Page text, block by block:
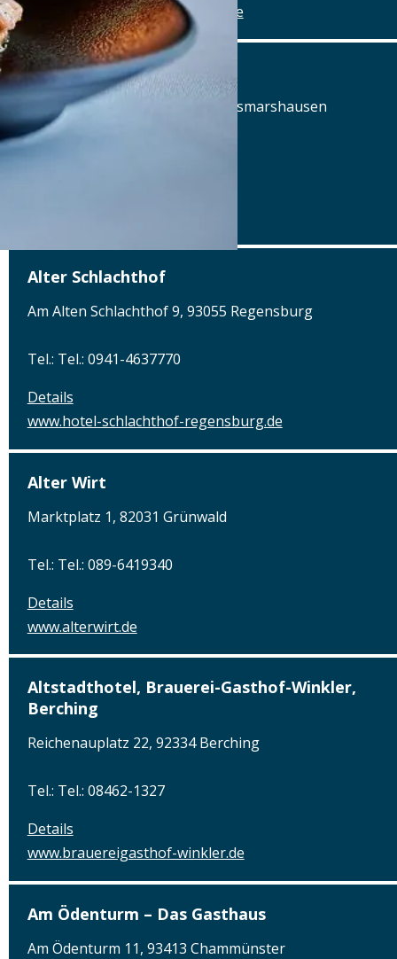
www.alte-brauerei-mertingen.de
Alte Posthalterei
Augsburger Straße 2, 86441 Zusmarshausen
Alter Schlachthof
Am Alten Schlachthof 9, 93055 Regensburg
Tel.: Tel.: 0941-4637770
Details
www.hotel-schlachthof-regensburg.de
Alter Wirt
Marktplatz 1, 82031 Grünwald
Tel.: Tel.: 089-6419340
Details
www.alterwirt.de
Altstadthotel, Brauerei-Gasthof-Winkler,
Berching
Reichenauplatz 22, 92334 Berching
Tel.: Tel.: 08462-1327
Details
www.brauereigasthof-winkler.de
Am Ödenturm – Das Gasthaus
Am Ödenturm 11, 93413 Chammünster